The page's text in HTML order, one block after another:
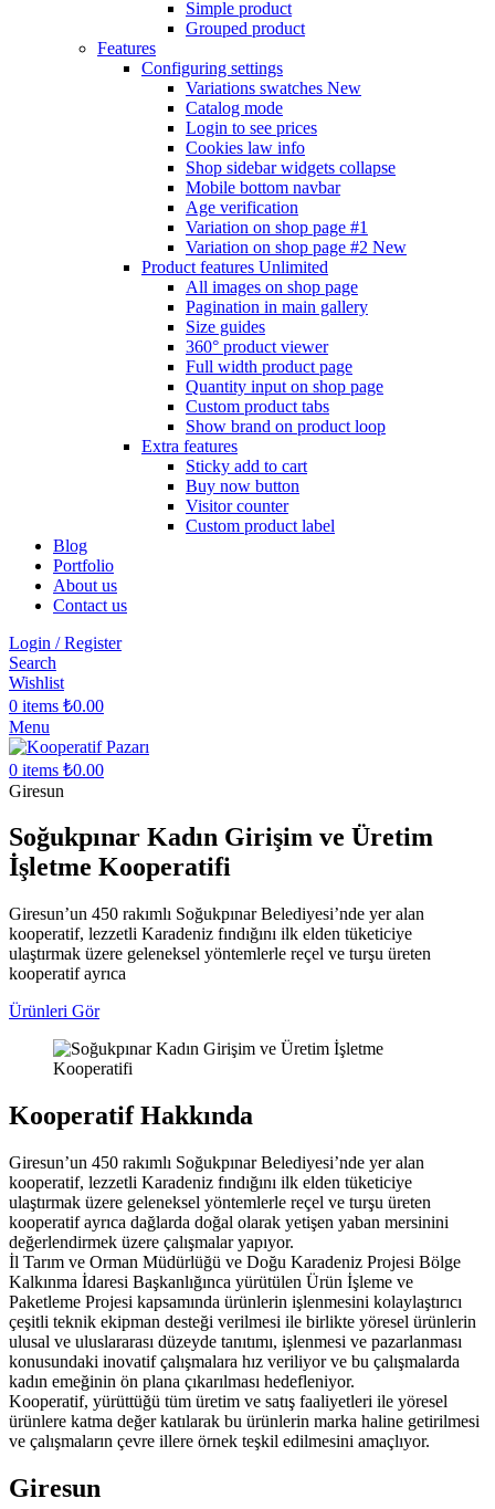
Simple product
Grouped product
Features
Configuring settings
Variations swatches New
Catalog mode
Login to see prices
Cookies law info
Shop sidebar widgets collapse
Mobile bottom navbar
Age verification
Variation on shop page #1
Variation on shop page #2 New
Product features Unlimited
All images on shop page
Pagination in main gallery
Size guides
360° product viewer
Full width product page
Quantity input on shop page
Custom product tabs
Show brand on product loop
Extra features
Sticky add to cart
Buy now button
Visitor counter
Custom product label
Blog
Portfolio
About us
Contact us
Login / Register
Search
Wishlist
0 items ₺0.00
Menu
0 items ₺0.00
Giresun
Soğukpınar Kadın Girişim ve Üretim
İşletme Kooperatifi
Giresun’un 450 rakımlı Soğukpınar Belediyesi’nde yer alan
kooperatif, lezzetli Karadeniz fındığını ilk elden tüketiciye
ulaştırmak üzere geleneksel yöntemlerle reçel ve turşu üreten
kooperatif ayrıca
Ürünleri Gör
Kooperatif Hakkında
Giresun’un 450 rakımlı Soğukpınar Belediyesi’nde yer alan
kooperatif, lezzetli Karadeniz fındığını ilk elden tüketiciye
ulaştırmak üzere geleneksel yöntemlerle reçel ve turşu üreten
kooperatif ayrıca dağlarda doğal olarak yetişen yaban mersinini
değerlendirmek üzere çalışmalar yapıyor.
İl Tarım ve Orman Müdürlüğü ve Doğu Karadeniz Projesi Bölge
Kalkınma İdaresi Başkanlığınca yürütülen Ürün İşleme ve
Paketleme Projesi kapsamında ürünlerin işlenmesini kolaylaştırıcı
çeşitli teknik ekipman desteği verilmesi ile birlikte yöresel ürünlerin
ulusal ve uluslararası düzeyde tanıtımı, işlenmesi ve pazarlanması
konusundaki inovatif çalışmalara hız veriliyor ve bu çalışmalarda
kadın emeğinin ön plana çıkarılması hedefleniyor.
Kooperatif, yürüttüğü tüm üretim ve satış faaliyetleri ile yöresel
ürünlere katma değer katılarak bu ürünlerin marka haline getirilmesi
ve çalışmaların çevre illere örnek teşkil edilmesini amaçlıyor.
Giresun